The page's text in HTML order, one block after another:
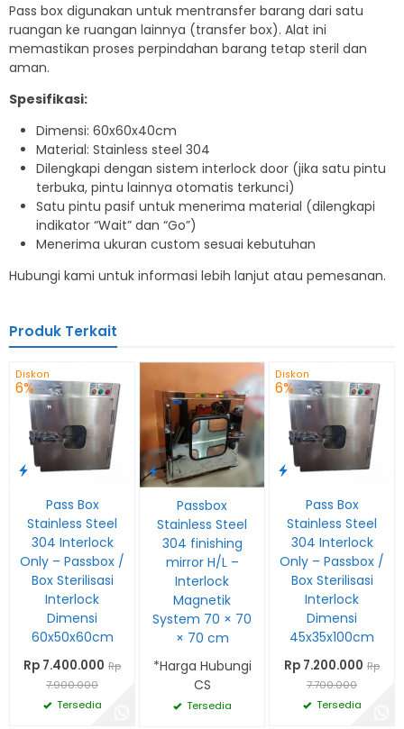
Pass box digunakan untuk mentransfer barang dari satu
ruangan ke ruangan lainnya (transfer box). Alat ini
memastikan proses perpindahan barang tetap steril dan
aman.
Spesifikasi:
Dimensi: 60x60x40cm
Material: Stainless steel 304
Dilengkapi dengan sistem interlock door (jika satu pintu
terbuka, pintu lainnya otomatis terkunci)
Satu pintu pasif untuk menerima material (dilengkapi
indikator “Wait” dan “Go”)
Menerima ukuran custom sesuai kebutuhan
Hubungi kami untuk informasi lebih lanjut atau pemesanan.
Produk Terkait
Diskon
6%
Pass Box
Stainless Steel
304 Interlock
Only – Passbox /
Box Sterilisasi
Interlock
Dimensi
60x50x60cm
Rp 7.400.000 Rp
7.900.000
Tersedia
Passbox
Stainless Steel
304 finishing
mirror H/L –
Interlock
Magnetik
System 70 × 70
× 70 cm
*Harga Hubungi
CS
Tersedia
Diskon
6%
Pass Box
Stainless Steel
304 Interlock
Only – Passbox /
Box Sterilisasi
Interlock
Dimensi
45x35x100cm
Rp 7.200.000 Rp
7.700.000
Tersedia